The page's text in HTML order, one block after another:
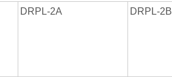
DRPL-2A DRPL-2B